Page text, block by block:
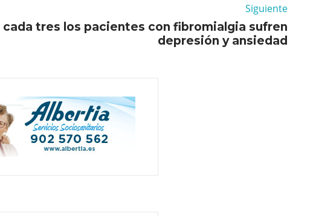
Siguiente
cada tres los pacientes con fibromialgia sufren
depresión y ansiedad